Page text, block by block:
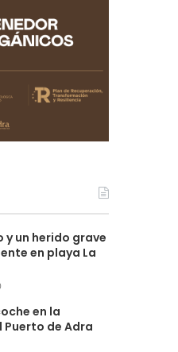
y un herido grave
en playa La
en la
Puerto de Adra